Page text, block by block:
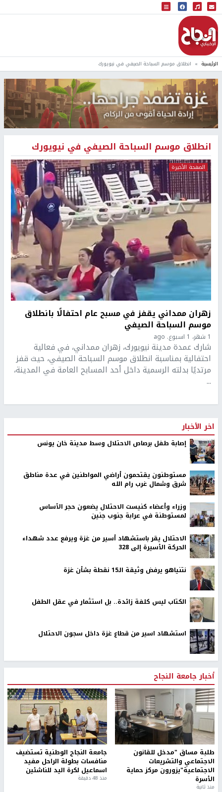
البث المباشر
إذاعة النجاح
الرئيسية انطلاق موسم السباحة الصيفي في نيويورك
انطلاق موسم السباحة الصيفي في نيويورك
الصفحة الأخيرة
زهران ممداني يقفز في مسبح عام احتفالًا بانطلاق
موسم السباحة الصيفي
1 شهر، 1 اسبوع. ago
شارك عمدة مدينة نيويورك، زهران ممداني، في فعالية
احتفالية بمناسبة انطلاق موسم السباحة الصيفي، حيث قفز
مرتديًا بدلته الرسمية داخل أحد المسابح العامة في المدينة،
...
اخر الأخبار
إصابة طفل برصاص الاحتلال وسط مدينة خان يونس
مستوطنون يقتحمون أراضي المواطنين في عدة مناطق
شرق وشمال غرب رام الله
وزراء وأعضاء كنيست الاحتلال يضعون حجر الأساس
لمستوطنة في عرابة جنوب جنين
الاحتلال يقر باستشهاد أسير من غزة ويرفع عدد شهداء
الحركة الأسيرة إلى 328
نتنياهو يرفض وثيقة الـ15 نقطة بشأن غزة
الكتاب ليس كلفة زائدة.. بل استثمار في عقل الطفل
استشهاد اسير من قطاع غزة داخل سجون الاحتلال
أخبار جامعة النجاح
طلبة مساق "مدخل للقانون
الاجتماعي والتشريعات
الاجتماعية"يزورون مركز حماية
الأسرة
منذ ثانية
جامعة النجاح الوطنية تستضيف
منافسات بطولة الراحل مفيد
اسماعيل لكرة اليد للناشئين
منذ 48 دقيقة